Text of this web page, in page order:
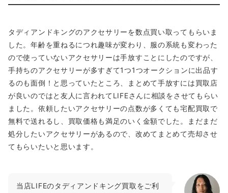
タディアンドキングのアクセサリーを数点買い取ってもらいま
した。年齢を重ねるにつれ趣味が変わり、服の系統も変わった
ので使っていないアクセサリーは手放すことにしたのですが、
手持ちのアクセサリーが多すぎて1つ1つオークションに出品す
るのも面倒！と思っていたところ、まとめて手放すには買取店
が良いのではと友人に言われてLIFEさんに相談をさせてもらい
ました。依頼したいアクセサリーの点数が多くても宅配買取で
無料で送れるし、買取価格も満足のいく金額でした。まだまだ
処分したいアクセサリーがあるので、改めてまとめて売却させ
てもらいたいと思います。
当店LIFEのタディアンドキング買取をご利